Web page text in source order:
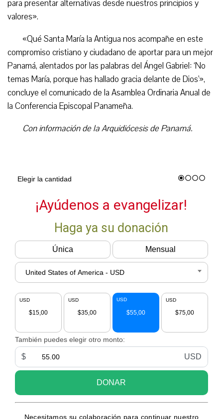
para presentar alternativas desde nuestros principios y
valores».
«Qué Santa María la Antigua nos acompañe en este
compromiso cristiano y ciudadano de aportar para un mejor
Panamá, alentados por las palabras del Ángel Gabriel: ‘No
temas María, porque has hallado gracia delante de Dios'»,
concluye el comunicado de la Asamblea Ordinaria Anual de
la Conferencia Episcopal Panameña.
Con información de la Arquidiócesis de Panamá.